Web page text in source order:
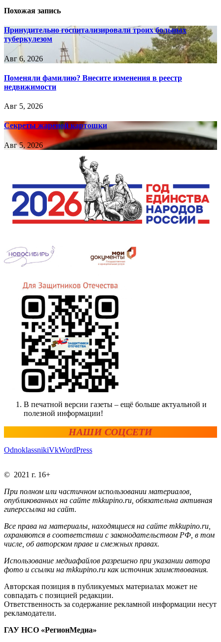
Похожая запись
Принудительно госпитализировали троих больных
туберкулезом
Авг 6, 2026
Поменяли фамилию? Внесите изменения в реестр
недвижимости
Авг 5, 2026
Секреты жареной картошки
Авг 5, 2026
В печатной версии газеты – ещё больше актуальной и
полезной информации!
НАШИ СОЦСЕТИ
OdnoklassnikiVkWordPress
© 2021 г. 16+
При полном или частичном использовании материалов,
опубликованных на сайте mkkupino.ru, обязательна активная
гиперссылка на сайт.
Все права на материалы, находящиеся на сайте mkkupino.ru,
охраняются в соответствии с законодательством РФ, в том
числе, об авторском праве и смежных правах.
Использование медиафайлов разрешено при указании автора
фото и ссылки на mkkupino.ru как источник заимствования.
Авторская позиция в публикуемых материалах может не
совпадать с позицией редакции.
Ответственность за содержание рекламной информации несут
рекламодатели.
ГАУ НСО «РегионМедиа»